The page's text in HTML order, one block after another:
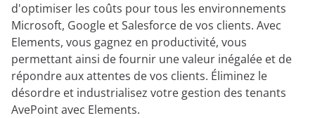
d'optimiser les coûts pour tous les environnements
Microsoft, Google et Salesforce de vos clients. Avec
Elements, vous gagnez en productivité, vous
permettant ainsi de fournir une valeur inégalée et de
répondre aux attentes de vos clients. Éliminez le
désordre et industrialisez votre gestion des tenants
AvePoint avec Elements.